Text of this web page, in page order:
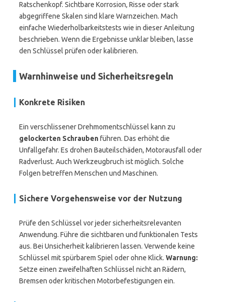
Ratschenkopf. Sichtbare Korrosion, Risse oder stark
abgegriffene Skalen sind klare Warnzeichen. Mach
einfache Wiederholbarkeitstests wie in dieser Anleitung
beschrieben. Wenn die Ergebnisse unklar bleiben, lasse
den Schlüssel prüfen oder kalibrieren.
Warnhinweise und Sicherheitsregeln
Konkrete Risiken
Ein verschlissener Drehmomentschlüssel kann zu
gelockerten Schraubenführen. Das erhöht die
Unfallgefahr. Es drohen Bauteilschäden, Motorausfall oder
Radverlust. Auch Werkzeugbruch ist möglich. Solche
Folgen betreffen Menschen und Maschinen.
Sichere Vorgehensweise vor der Nutzung
Prüfe den Schlüssel vor jeder sicherheitsrelevanten
Anwendung. Führe die sichtbaren und funktionalen Tests
aus. Bei Unsicherheit kalibrieren lassen. Verwende keine
Schlüssel mit spürbarem Spiel oder ohne Klick. Warnung:
Setze einen zweifelhaften Schlüssel nicht an Rädern,
Bremsen oder kritischen Motorbefestigungen ein.